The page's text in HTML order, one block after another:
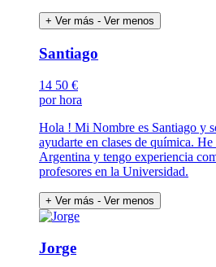
+ Ver más - Ver menos
Santiago
14 50 €
por hora
Hola ! Mi Nombre es Santiago y
ayudarte en clases de química.
Argentina y tengo experiencia
profesores en la Universidad.
+ Ver más - Ver menos
Jorge